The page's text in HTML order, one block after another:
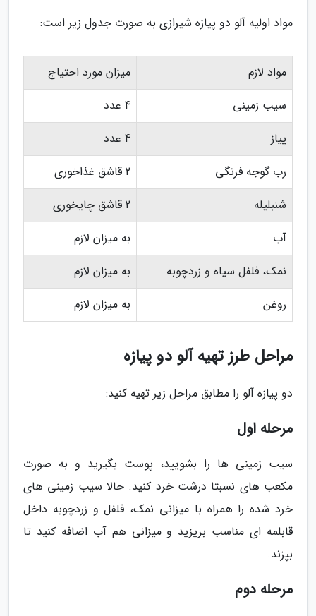
مواد اولیه آلو دو پیازه شیرازی به صورت جدول زیر است:
مواد لازم
میزان مورد احتیاج
سیب زمینی
4 عدد
پیاز
4 عدد
رب گوجه فرنگی
2 قاشق غذاخوری
شنبلیله
2 قاشق چایخوری
آب
به میزان لازم
نمک، فلفل سیاه و زردچوبه
به میزان لازم
روغن
به میزان لازم
مراحل طرز تهیه آلو دو پیازه
دو پیازه آلو را مطابق مراحل زیر تهیه کنید:
مرحله اول
سیب زمینی ها را بشویید، پوست بگیرید و به صورت
مکعب های نسبتا درشت خرد کنید. حالا سیب زمینی های
خرد شده را همراه با میزانی نمک، فلفل و زردچوبه داخل
قابلمه ای مناسب بریزید و میزانی هم آب اضافه کنید تا
بپزند.
مرحله دوم